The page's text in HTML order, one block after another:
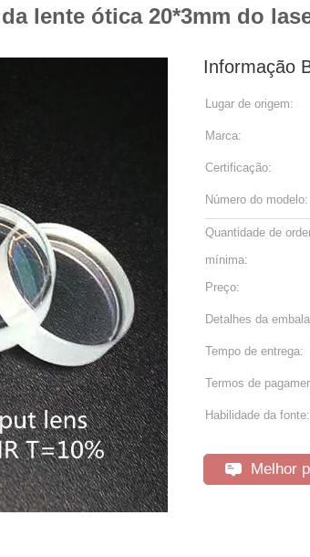
lente ótica 20*3mm do
Informação
Lugar de origem:
Marca:
Certificação:
Número do modelo:
Quantidade de
mínima:
Preço:
Detalhes da
Tempo de entrega:
Termos de
Habilidade da fonte:
Melhor